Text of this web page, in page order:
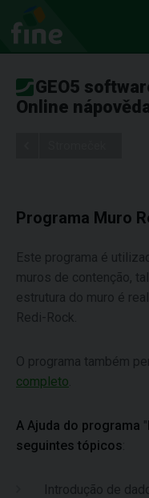
GEO5
Online
Programa Muro
Este programa é
muros de contenção,
estrutura do muro é
Redi-Rock.
O programa também
completo
A Ajuda do programa "
seguintes tópicos
Introdução de